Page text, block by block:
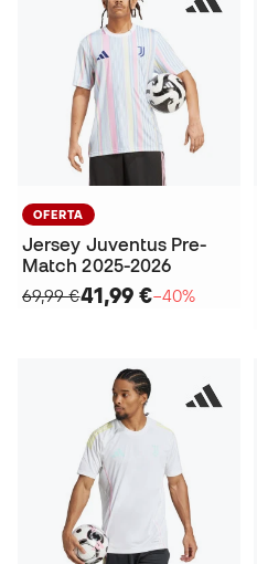
OFERTA
Jersey Juventus Pre-
Match 2025-2026
69,99 €41,99 €−40%